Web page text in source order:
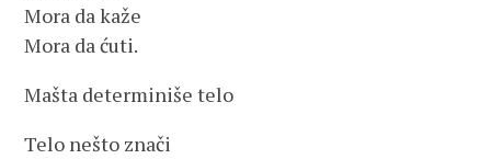
Mora da kaže
Mora da ćuti.
Mašta determiniše telo
Telo nešto znači